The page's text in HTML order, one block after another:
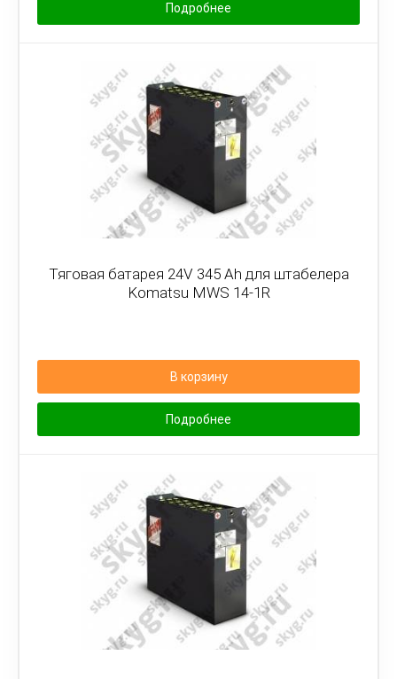
Подробнее
Тяговая батарея 24V 345 Ah для штабелера
Komatsu MWS 14-1R
В корзину
Подробнее